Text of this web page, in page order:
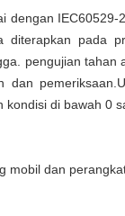
dengan
pada
pengujian tahan
di bawah 0
dan